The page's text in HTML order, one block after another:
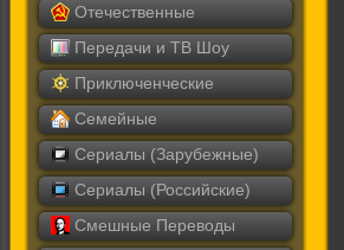
Отечественные
Передачи и ТВ Шоу
Приключенческие
Семейные
Сериалы (Зарубежные)
Сериалы (Российские)
Смешные Переводы